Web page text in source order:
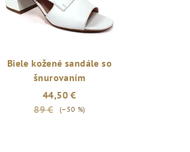
Biele kožené sandále so
šnurovaním
44,50 €
89 €
(–50 %)